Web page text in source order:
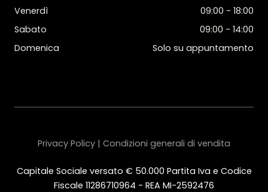
Venerdì
09:00 - 18:00
Sabato
09:00 - 14:00
Domenica
Solo su appuntamento
Capitale Sociale versato € 50.000 Partita Iva e Codice
Fiscale 11286710964 - REA MI-2592476
Privacy Policy | Condizioni generali di vendita